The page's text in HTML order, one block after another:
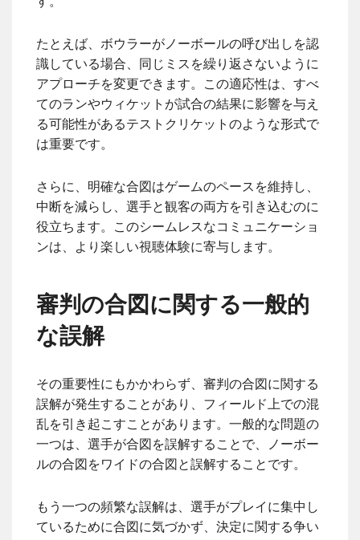
たとえば、ボウラーがノーボールの呼び出しを認
識している場合、同じミスを繰り返さないように
アプローチを変更できます。この適応性は、すべ
てのランやウィケットが試合の結果に影響を与え
る可能性があるテストクリケットのような形式で
は重要です。
さらに、明確な合図はゲームのペースを維持し、
中断を減らし、選手と観客の両方を引き込むのに
役立ちます。このシームレスなコミュニケーショ
ンは、より楽しい視聴体験に寄与します。
審判の合図に関する一般的
な誤解
その重要性にもかかわらず、審判の合図に関する
誤解が発生することがあり、フィールド上での混
乱を引き起こすことがあります。一般的な問題の
一つは、選手が合図を誤解することで、ノーボー
ルの合図をワイドの合図と誤解することです。
もう一つの頻繁な誤解は、選手がプレイに集中し
ているために合図に気づかず、決定に関する争い